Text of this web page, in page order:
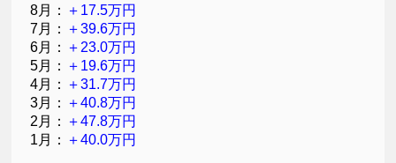
8月： ＋17.5万円
7月： ＋39.6万円
6月： ＋23.0万円
5月： ＋19.6万円
4月： ＋31.7万円
3月： ＋40.8万円
2月： ＋47.8万円
1月： ＋40.0万円